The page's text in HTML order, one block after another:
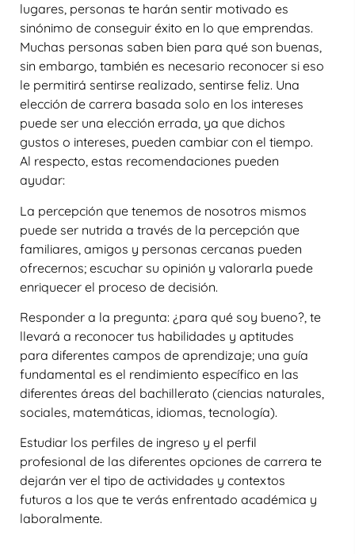
lugares, personas te harán sentir motivado es
sinónimo de conseguir éxito en lo que emprendas.
Muchas personas saben bien para qué son buenas,
sin embargo, también es necesario reconocer si eso
le permitirá sentirse realizado, sentirse feliz. Una
elección de carrera basada solo en los intereses
puede ser una elección errada, ya que dichos
gustos o intereses, pueden cambiar con el tiempo.
Al respecto, estas recomendaciones pueden
ayudar:
La percepción que tenemos de nosotros mismos
puede ser nutrida a través de la percepción que
familiares, amigos y personas cercanas pueden
ofrecernos; escuchar su opinión y valorarla puede
enriquecer el proceso de decisión.
Responder a la pregunta: ¿para qué soy bueno?, te
llevará a reconocer tus habilidades y aptitudes
para diferentes campos de aprendizaje; una guía
fundamental es el rendimiento específico en las
diferentes áreas del bachillerato (ciencias naturales,
sociales, matemáticas, idiomas, tecnología).
Estudiar los perfiles de ingreso y el perfil
profesional de las diferentes opciones de carrera te
dejarán ver el tipo de actividades y contextos
futuros a los que te verás enfrentado académica y
laboralmente.